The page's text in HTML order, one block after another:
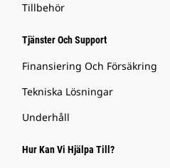
Tillbehör
Tjänster Och Support
Finansiering Och Försäkring
Tekniska Lösningar
Underhåll
Hur Kan Vi Hjälpa Till?